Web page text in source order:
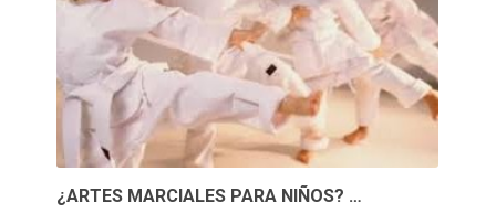
¿ARTES MARCIALES PARA NIÑOS? …